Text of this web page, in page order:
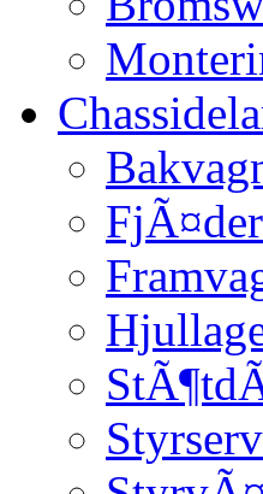
FjÃ¤der